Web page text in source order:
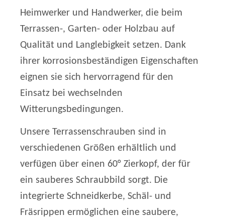
Heimwerker und Handwerker, die beim
Terrassen-, Garten- oder Holzbau auf
Qualität und Langlebigkeit setzen. Dank
ihrer korrosionsbeständigen Eigenschaften
eignen sie sich hervorragend für den
Einsatz bei wechselnden
Witterungsbedingungen.
Unsere Terrassenschrauben sind in
verschiedenen Größen erhältlich und
verfügen über einen 60° Zierkopf, der für
ein sauberes Schraubbild sorgt. Die
integrierte Schneidkerbe, Schäl- und
Fräsrippen ermöglichen eine saubere,